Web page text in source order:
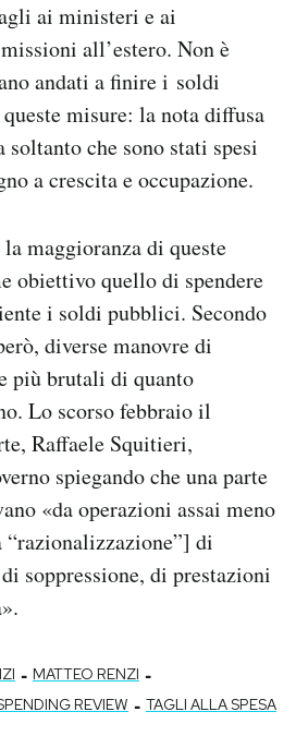
ai ministeri e ai
all’estero. Non è
andati a finire i soldi
misure: la nota diffusa
che sono stati spesi
a crescita e occupazione.
maggioranza di queste
obiettivo quello di spendere
i soldi pubblici. Secondo
diverse manovre di
più brutali di quanto
Lo scorso febbraio il
Raffaele Squitieri,
spiegando che una parte
«da operazioni assai meno
di
soppressione, di prestazioni
- MATTEO RENZI -
REVIEW - TAGLI ALLA SPESA